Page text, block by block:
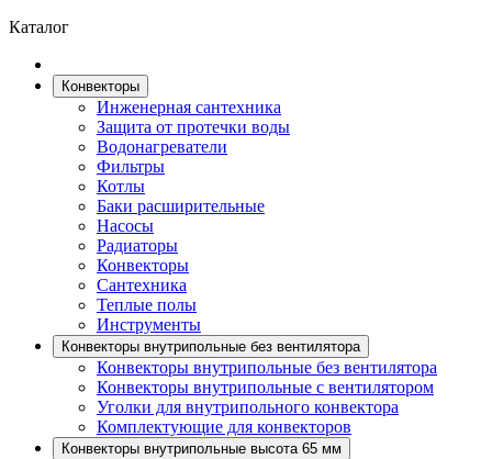
Каталог
Конвекторы
Инженерная сантехника
Защита от протечки воды
Водонагреватели
Фильтры
Котлы
Баки расширительные
Насосы
Радиаторы
Конвекторы
Сантехника
Теплые полы
Инструменты
Конвекторы внутрипольные без вентилятора
Конвекторы внутрипольные без вентилятора
Конвекторы внутрипольные с вентилятором
Уголки для внутрипольного конвектора
Комплектующие для конвекторов
Конвекторы внутрипольные высота 65 мм